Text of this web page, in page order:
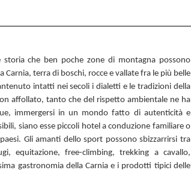
che ben poche zone di montagna possono
terra di boschi, rocce e vallate fra le più belle
intatti nei secoli i dialetti e le tradizioni della
affollato, tanto che del rispetto ambientale ne ha
immergersi in un mondo fatto di autenticità e
siano esse piccoli hotel a conduzione familiare o
Gli amanti dello sport possono sbizzarrirsi tra
equitazione, free-climbing, trekking a cavallo,
gastronomia della Carnia e i prodotti tipici delle